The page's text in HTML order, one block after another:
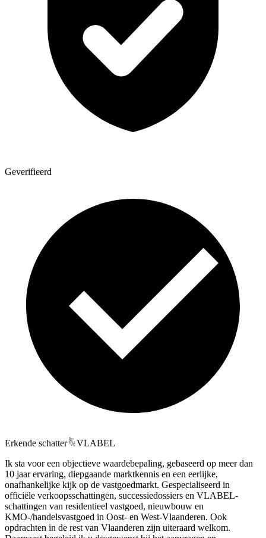
Geverifieerd
Erkende schatter
VLABEL
Ik sta voor een objectieve waardebepaling, gebaseerd op meer dan
10 jaar ervaring, diepgaande marktkennis en een eerlijke,
onafhankelijke kijk op de vastgoedmarkt. Gespecialiseerd in
officiële verkoopsschattingen, successiedossiers en VLABEL-
schattingen van residentieel vastgoed, nieuwbouw en
KMO-/handelsvastgoed in Oost- en West-Vlaanderen. Ook
opdrachten in de rest van Vlaanderen zijn uiteraard welkom.